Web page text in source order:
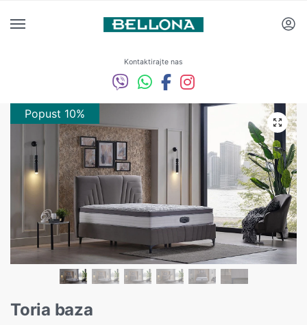
Kontaktirajte nas
Popust 10%
Popust 10%
Toria baza